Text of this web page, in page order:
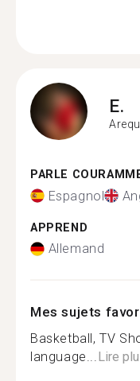
E.
PARLE
Espagnol
APPREND
Allemand
Mes sujets
Basketball, TV
language...Lire